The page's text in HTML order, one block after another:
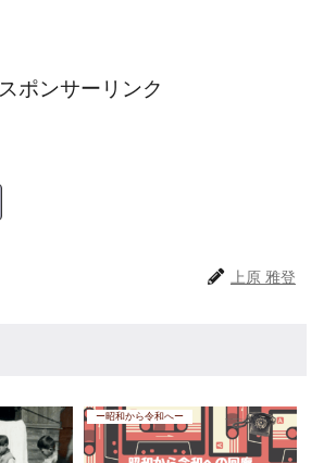
スポンサーリンク
上原 雅登
ー昭和から令和へー